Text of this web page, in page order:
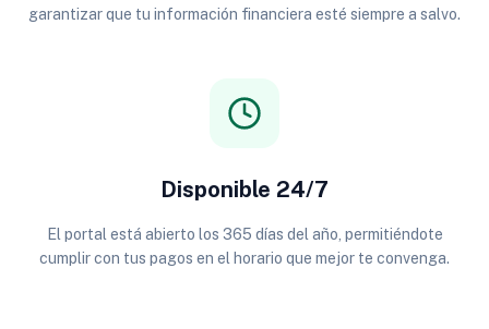
garantizar que tu información financiera esté siempre a salvo.
Disponible 24/7
El portal está abierto los 365 días del año, permitiéndote
cumplir con tus pagos en el horario que mejor te convenga.